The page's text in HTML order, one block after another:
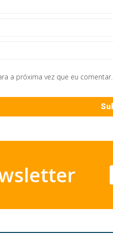
a próxima vez que eu comentar.